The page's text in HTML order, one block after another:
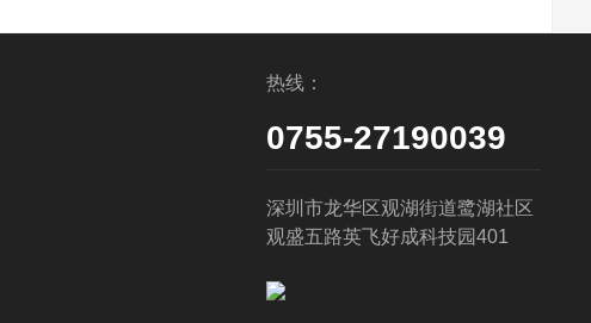
热线：
0755-27190039
深圳市龙华区观湖街道鹭湖社区
观盛五路英飞好成科技园401